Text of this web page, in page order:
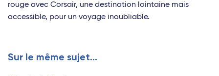
rouge avec Corsair, une destination lointaine mais
accessible, pour un voyage inoubliable.
Sur le même sujet...